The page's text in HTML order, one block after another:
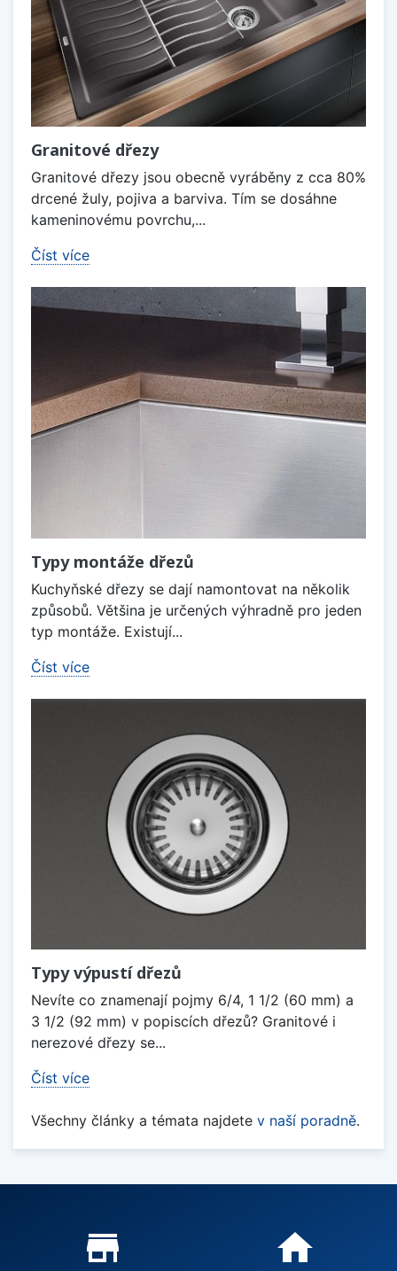
Granitové dřezy
Granitové dřezy jsou obecně vyráběny z cca 80%
drcené žuly, pojiva a barviva. Tím se dosáhne
kameninovému povrchu,...
Číst více
Typy montáže dřezů
Kuchyňské dřezy se dají namontovat na několik
způsobů. Většina je určených výhradně pro jeden
typ montáže. Existují...
Číst více
Typy výpustí dřezů
Nevíte co znamenají pojmy 6/4, 1 1/2 (60 mm) a
3 1/2 (92 mm) v popiscích dřezů? Granitové i
nerezové dřezy se...
Číst více
Všechny články a témata najdete v naší poradně.
Proč nakupovat u nás?
store_mall_directory home